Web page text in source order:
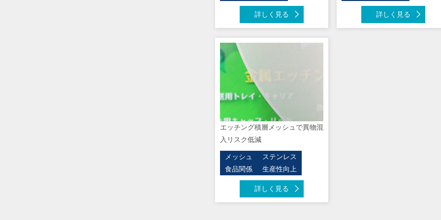
詳しく見る 詳しく見る
エッチング積層メッシュで異物混
入リスク低減
メッシュ
ステンレス
食品関係
生産性向上
詳しく見る